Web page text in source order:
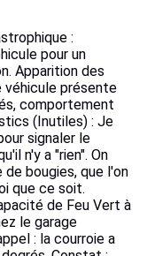
:
pour un
Apparition des
véhicule présente
comportement
(Inutiles) : Je
signaler le
n'y a "rien". On
bougies, que l'on
que ce soit.
de Feu Vert à
le garage
: la courroie a